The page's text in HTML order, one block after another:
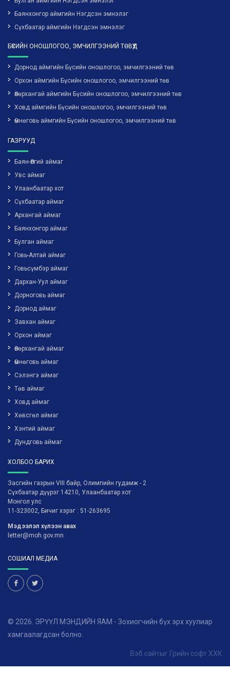
Баянхонгор аймгийн Нэгдсэн эмнэлэг
Сүхбаатар аймгийн Нэгдсэн эмнэлэг
БҮСИЙН ОНОШЛОГОО, ЭМЧИЛГЭЭНИЙ ТӨВҮҮД
Дорнод аймгийн Бүсийн оношлогоо, эмчилгээний төв
Орхон аймгийн Бүсийн оношлогоо, эмчилгээний төв
Өвөрхангай аймгийн Бүсийн оношлогоо, эмчилгээний төв
Ховд аймгийн Бүсийн оношлогоо, эмчилгээний төв
Өмнөговь аймгийн Бүсийн оношлогоо, эмчилгээний төв
ГАЗРУУД
Баян-Өлгий аймаг
Увс аймаг
Улаанбаатар хот
Сүхбаатар аймаг
Архангай аймаг
Баянхонгор аймаг
Булган аймаг
Говь-Алтай аймаг
Говьсүмбэр аймаг
Дархан-Уул аймаг
Дорноговь аймаг
Дорнод аймаг
Завхан аймаг
Орхон аймаг
Өвөрхангай аймаг
Өмнөговь аймаг
Сэлэнгэ аймаг
Төв аймаг
Ховд аймаг
Хөвсгөл аймаг
Хэнтий аймаг
Дундговь аймаг
ХОЛБОО БАРИХ
Засгийн газрын VIII байр, Олимпийн гудамж - 2
Сүхбаатар дүүрэг 14210, Улаанбаатар хот
Монгол улс
11-323002, Бичиг хэрэг : 51-263695
Мэдээлэл хүлээн авах
letter@moh.gov.mn
СОШИАЛ МЕДИА
© 2026. ЭРҮҮЛ МЭНДИЙН ЯАМ - Зохиогчийн бүх эрх хуулиар
хамгаалагдсан болно.
Вэб сайтыг Грийн софт ХХК